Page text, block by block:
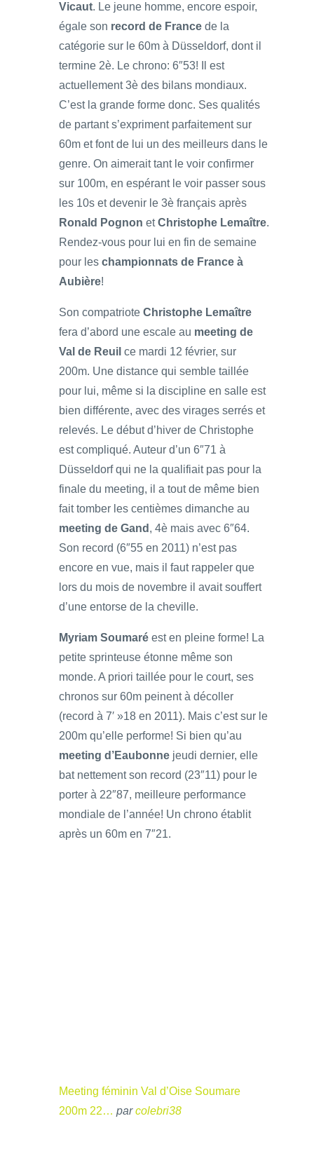
Vicaut. Le jeune homme, encore espoir,
égale son record de France de la
catégorie sur le 60m à Düsseldorf, dont il
termine 2è. Le chrono: 6″53! Il est
actuellement 3è des bilans mondiaux.
C’est la grande forme donc. Ses qualités
de partant s’expriment parfaitement sur
60m et font de lui un des meilleurs dans le
genre. On aimerait tant le voir confirmer
sur 100m, en espérant le voir passer sous
les 10s et devenir le 3è français après
Ronald Pognon etChristophe Lemaître.
Rendez-vous pour lui en fin de semaine
pour les championnats de France à
Aubière!
Son compatriote Christophe Lemaître
fera d’abord une escale au meeting de
Val de Reuil ce mardi 12 février, sur
200m. Une distance qui semble taillée
pour lui, même si la discipline en salle est
bien différente, avec des virages serrés et
relevés. Le début d’hiver de Christophe
est compliqué. Auteur d’un 6″71 à
Düsseldorf qui ne la qualifiait pas pour la
finale du meeting, il a tout de même bien
fait tomber les centièmes dimanche au
meeting de Gand , 4è mais avec 6″64.
Son record (6″55 en 2011) n’est pas
encore en vue, mais il faut rappeler que
lors du mois de novembre il avait souffert
d’une entorse de la cheville.
Myriam Soumaré est en pleine forme! La
petite sprinteuse étonne même son
monde. A priori taillée pour le court, ses
chronos sur 60m peinent à décoller
(record à 7′ »18 en 2011). Mais c’est sur le
200m qu’elle performe! Si bien qu’au
meeting d’Eaubonne jeudi dernier, elle
bat nettement son record (23″11) pour le
porter à 22″87, meilleure performance
mondiale de l’année! Un chrono établit
après un 60m en 7″21.
Meeting féminin Val d’Oise Soumare
200m 22… parcolebri38